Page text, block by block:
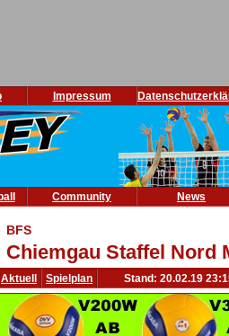
Impressum
Community News
BFS
Chiemgau Staffel Nord
Aktuell Spielplan Stand: 20.02.19